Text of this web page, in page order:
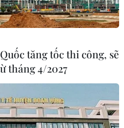
tăng tốc thi công, sẽ
tháng 4/2027